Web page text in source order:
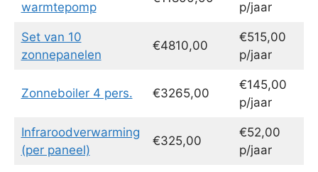
warmtepomp
p/jaar
Set van 10
zonnepanelen
€4810,00
€515,00
p/jaar
Zonneboiler 4 pers. €3265,00
€145,00
p/jaar
Infraroodverwarming
(per paneel)
€325,00
€52,00
p/jaar